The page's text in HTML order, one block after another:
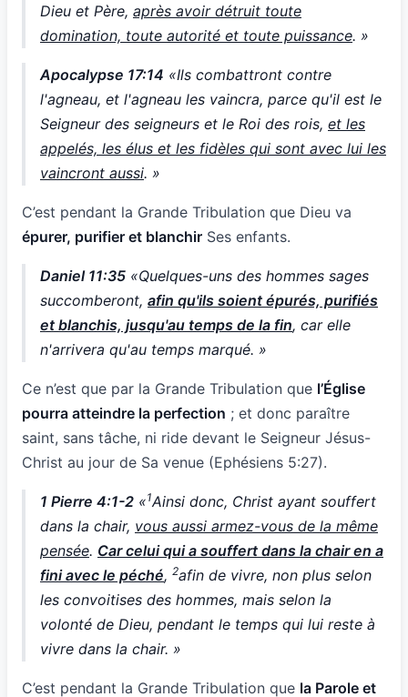
Dieu et Père, après avoir détruit toute
domination, toute autorité et toute puissance. »
Apocalypse 17:14 «Ils combattront contre
l'agneau, et l'agneau les vaincra, parce qu'il est le
Seigneur des seigneurs et le Roi des rois, et les
appelés, les élus et les fidèles qui sont avec lui les
vaincront aussi. »
C’est pendant la Grande Tribulation que Dieu va
épurer, purifier et blanchir Ses enfants.
Daniel 11:35 «Quelques-uns des hommes sages
succomberont, afin qu'ils soient épurés, purifiés
et blanchis, jusqu'au temps de la fin, car elle
n'arrivera qu'au temps marqué. »
Ce n’est que par la Grande Tribulation que l’Église
pourra atteindre la perfection ; et donc paraître
saint, sans tâche, ni ride devant le Seigneur Jésus-
Christ au jour de Sa venue (Ephésiens 5:27).
1 Pierre 4:1-2 «1Ainsi donc, Christ ayant souffert
dans la chair, vous aussi armez-vous de la même
pensée. Car celui qui a souffert dans la chair en a
fini avec le péché, 2afin de vivre, non plus selon
les convoitises des hommes, mais selon la
volonté de Dieu, pendant le temps qui lui reste à
vivre dans la chair. »
C’est pendant la Grande Tribulation que la Parole et